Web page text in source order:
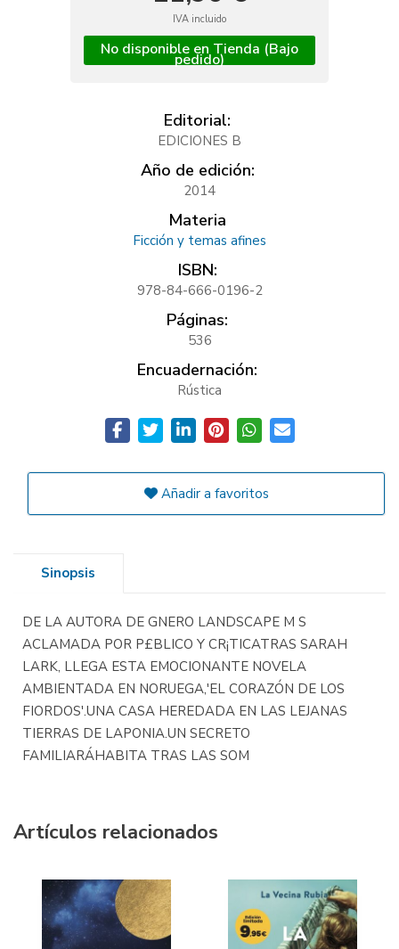
IVA incluido
No disponible en Tienda (Bajo
pedido)
Editorial:
EDICIONES B
Año de edición:
2014
Materia
Ficción y temas afines
ISBN:
978-84-666-0196-2
Páginas:
536
Encuadernación:
Rústica
Añadir a favoritos
Sinopsis
DE LA AUTORA DE GNERO LANDSCAPE M S
ACLAMADA POR P£BLICO Y CR¡TICATRAS SARAH
LARK, LLEGA ESTA EMOCIONANTE NOVELA
AMBIENTADA EN NORUEGA,'EL CORAZÓN DE LOS
FIORDOS'.UNA CASA HEREDADA EN LAS LEJANAS
TIERRAS DE LAPONIA.UN SECRETO
FAMILIARÁHABITA TRAS LAS SOM
Artículos relacionados